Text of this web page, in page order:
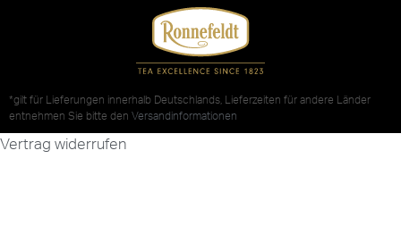
*gilt für Lieferungen innerhalb Deutschlands, Lieferzeiten für andere Länder
entnehmen Sie bitte den Versandinformationen
Vertrag widerrufen